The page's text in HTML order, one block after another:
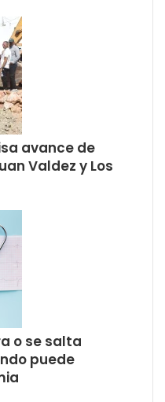
avance de
Valdez y Los
o se salta
puede